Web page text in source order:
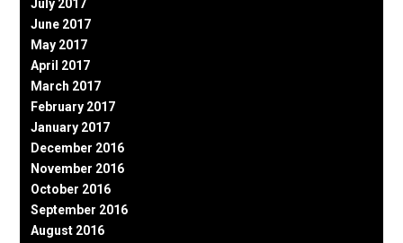
July 2017
June 2017
May 2017
April 2017
March 2017
February 2017
January 2017
December 2016
November 2016
October 2016
September 2016
August 2016